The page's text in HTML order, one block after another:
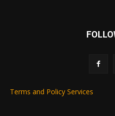
Terms and Policy Services